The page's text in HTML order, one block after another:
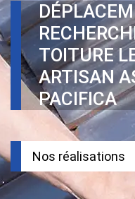
TOITURE
ARTISAN
PACIFICA
Nos réalisations